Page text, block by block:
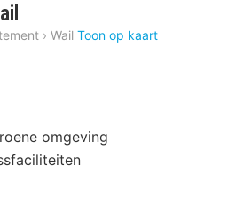
nacht
› Wail Toon op kaart
omgeving